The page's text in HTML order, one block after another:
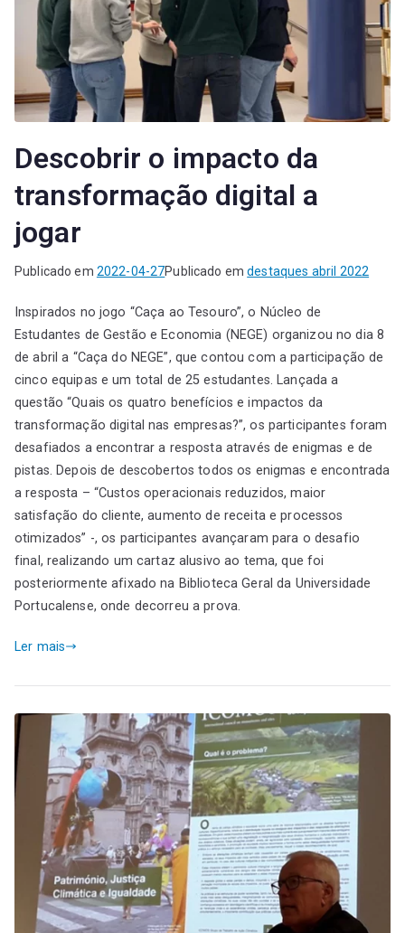
Descobrir o impacto da
transformação digital a
jogar
Publicado em 2022-04-27Publicado emdestaques abril 2022
Inspirados no jogo “Caça ao Tesouro”, o Núcleo de
Estudantes de Gestão e Economia (NEGE) organizou no dia 8
de abril a “Caça do NEGE”, que contou com a participação de
cinco equipas e um total de 25 estudantes. Lançada a
questão “Quais os quatro benefícios e impactos da
transformação digital nas empresas?”, os participantes foram
desafiados a encontrar a resposta através de enigmas e de
pistas. Depois de descobertos todos os enigmas e encontrada
a resposta – “Custos operacionais reduzidos, maior
satisfação do cliente, aumento de receita e processos
otimizados” -, os participantes avançaram para o desafio
final, realizando um cartaz alusivo ao tema, que foi
posteriormente afixado na Biblioteca Geral da Universidade
Portucalense, onde decorreu a prova.
Ler mais